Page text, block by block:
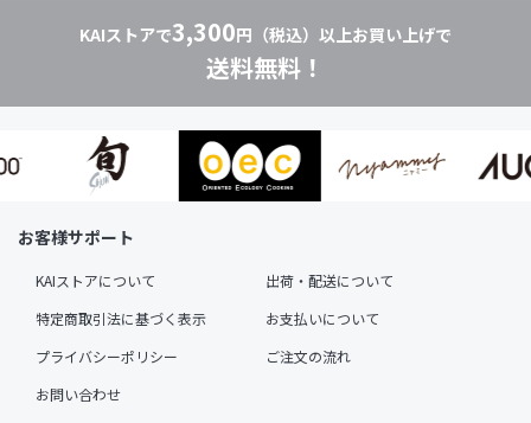
KAIストアで3,300円（税込）以上お買い上げで
送料無料！
お客様サポート
KAIストアについて
出荷・配送について
特定商取引法に基づく表示
お支払いについて
プライバシーポリシー
ご注文の流れ
お問い合わせ